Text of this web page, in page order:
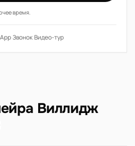
время.
·Звонок·Видео-тур
Виллидж